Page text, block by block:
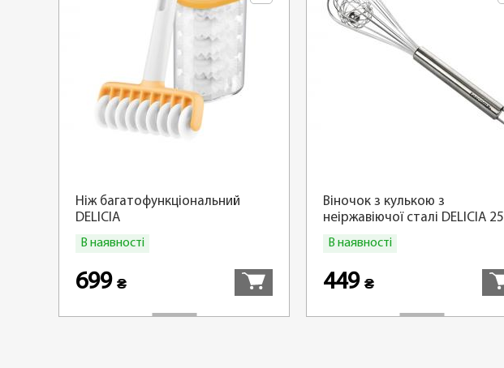
Ніж багатофункціональний
DELICIA
В наявності
699 ₴
Віночок з кулькою з
неіржавіючої сталі DELICIA 25
В наявності
449 ₴